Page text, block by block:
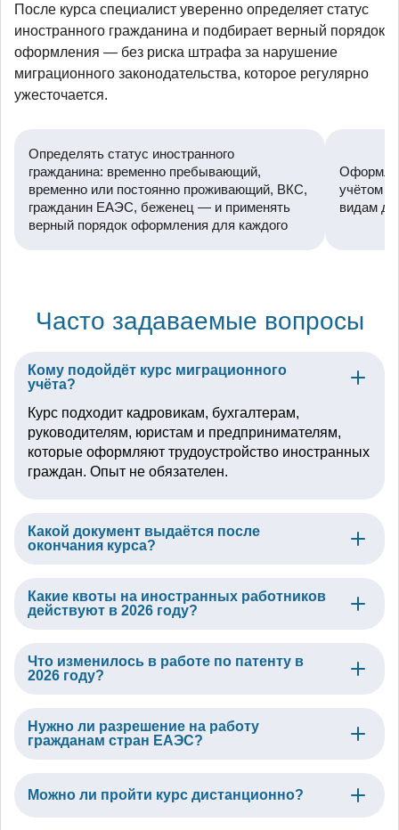
После курса специалист уверенно определяет статус
иностранного гражданина и подбирает верный порядок
оформления — без риска штрафа за нарушение
миграционного законодательства, которое регулярно
ужесточается.
Определять статус иностранного
гражданина: временно пребывающий,
временно или постоянно проживающий, ВКС,
гражданин ЕАЭС, беженец — и применять
верный порядок оформления для каждого
учётом
видам
Часто задаваемые вопросы
Кому подойдёт курс миграционного
учёта?
Курс подходит кадровикам, бухгалтерам,
руководителям, юристам и предпринимателям,
которые оформляют трудоустройство иностранных
граждан. Опыт не обязателен.
Какой документ выдаётся после
окончания курса?
Какие квоты на иностранных работников
действуют в 2026 году?
Что изменилось в работе по патенту в
2026 году?
Нужно ли разрешение на работу
гражданам стран ЕАЭС?
Можно ли пройти курс дистанционно?